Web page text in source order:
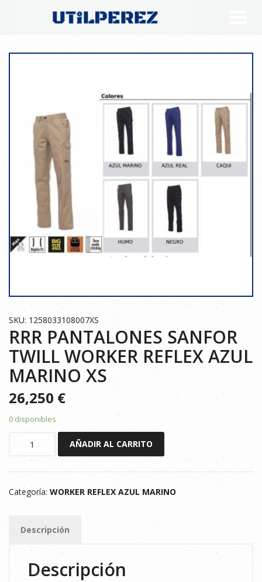
SKU: 1258033108007XS
RRR PANTALONES SANFOR
TWILL WORKER REFLEX AZUL
MARINO XS
26,250€
0 disponibles
WORKER
MARINO
cantidad
AÑADIR AL CARRITO
Categoría: WORKER REFLEX AZUL MARINO
Descripción
Descripción